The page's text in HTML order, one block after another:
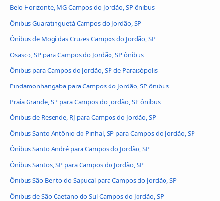
Belo Horizonte, MG Campos do Jordão, SP ônibus
Ônibus Guaratinguetá Campos do Jordão, SP
Ônibus de Mogi das Cruzes Campos do Jordão, SP
Osasco, SP para Campos do Jordão, SP ônibus
Ônibus para Campos do Jordão, SP de Paraisópolis
Pindamonhangaba para Campos do Jordão, SP ônibus
Praia Grande, SP para Campos do Jordão, SP ônibus
Ônibus de Resende, RJ para Campos do Jordão, SP
Ônibus Santo Antônio do Pinhal, SP para Campos do Jordão, SP
Ônibus Santo André para Campos do Jordão, SP
Ônibus Santos, SP para Campos do Jordão, SP
Ônibus São Bento do Sapucaí para Campos do Jordão, SP
Ônibus de São Caetano do Sul Campos do Jordão, SP